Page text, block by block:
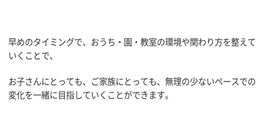
早めのタイミングで、おうち・園・教室の環境や関わり方を整えて
いくことで、
お子さんにとっても、ご家族にとっても、無理の少ないペースでの
変化を一緒に目指していくことができます。